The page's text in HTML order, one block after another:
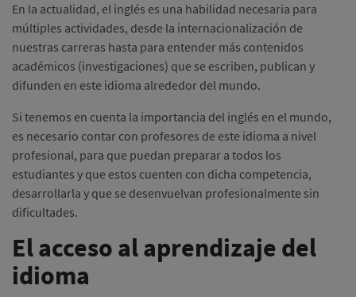
En la actualidad, el inglés es una habilidad necesaria para
múltiples actividades, desde la internacionalización de
nuestras carreras hasta para entender más contenidos
académicos (investigaciones) que se escriben, publican y
difunden en este idioma alrededor del mundo.
Si tenemos en cuenta la importancia del inglés en el mundo,
es necesario contar con profesores de este idioma a nivel
profesional, para que puedan preparar a todos los
estudiantes y que estos cuenten con dicha competencia,
desarrollarla y que se desenvuelvan profesionalmente sin
dificultades.
El acceso al aprendizaje del
idioma